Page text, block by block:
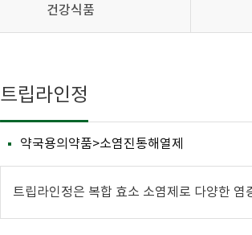
건강식품
트립라인정
약국용의약품>소염진통해열제
트립라인정은 복합 효소 소염제로 다양한